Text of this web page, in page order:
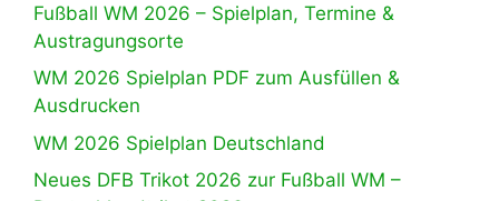
Fußball WM 2026 – Spielplan, Termine &
Austragungsorte
WM 2026 Spielplan PDF zum Ausfüllen &
Ausdrucken
WM 2026 Spielplan Deutschland
Neues DFB Trikot 2026 zur Fußball WM –